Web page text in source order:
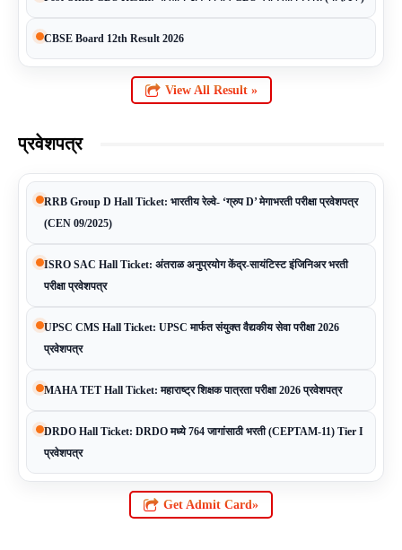
CBSE Board 12th Result 2026
View All Result »
प्रवेशपत्र
RRB Group D Hall Ticket: भारतीय रेल्वे- ‘ग्रुप D’ मेगाभरती परीक्षा प्रवेशपत्र
(CEN 09/2025)
ISRO SAC Hall Ticket: अंतराळ अनुप्रयोग केंद्र-सायंटिस्ट इंजिनिअर भरती
परीक्षा प्रवेशपत्र
UPSC CMS Hall Ticket: UPSC मार्फत संयुक्त वैद्यकीय सेवा परीक्षा 2026
प्रवेशपत्र
MAHA TET Hall Ticket: महाराष्ट्र शिक्षक पात्रता परीक्षा 2026 प्रवेशपत्र
DRDO Hall Ticket: DRDO मध्ये 764 जागांसाठी भरती (CEPTAM-11) Tier I
प्रवेशपत्र
Get Admit Card»